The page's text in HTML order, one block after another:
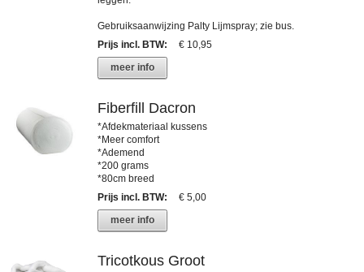
Gebruiksaanwijzing Palty Lijmspray; zie bus.
Prijs incl. BTW:
€ 10,95
meer info
Fiberfill Dacron
*Afdekmateriaal kussens
*Meer comfort
*Ademend
*200 grams
*80cm breed
Prijs incl. BTW:
€ 5,00
meer info
Tricotkous Groot